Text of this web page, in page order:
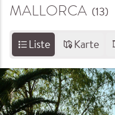
MALLORCA (13)
Liste Karte